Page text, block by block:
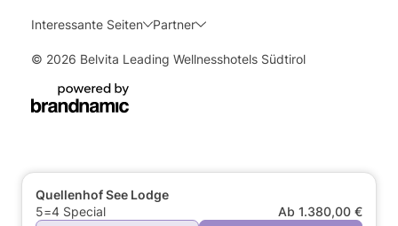
Quellenhof See Lodge
5=4 Special
Ab 1.380,00 €
Interessante Seiten Partner
© 2026 Belvita Leading Wellnesshotels Südtirol